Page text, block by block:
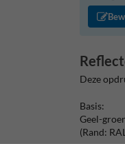
Deze
Basis:
Geel-
(Rand: